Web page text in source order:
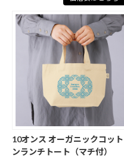
10オンス オーガニックコット
ンランチトート（マチ付）